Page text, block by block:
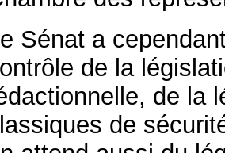
Sénat a
de la
de la
de